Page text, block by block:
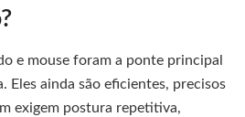
e mouse foram a ponte principal
Eles ainda são eficientes, precisos
exigem postura repetitiva,